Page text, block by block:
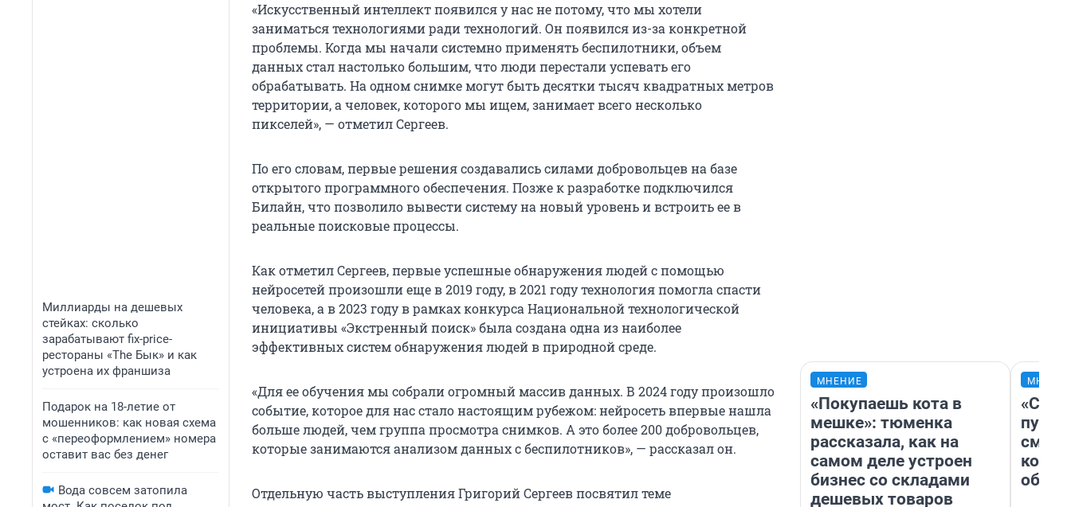
Миллиарды на дешевых
стейках: сколько
зарабатывают fix-price-
рестораны «The Бык» и как
устроена их франшиза
Подарок на 18-летие от
мошенников: как новая схема
с «переоформлением» номера
оставит вас без денег
Вода совсем затопила
«Искусственный интеллект появился у нас не потому, что мы хотели
заниматься технологиями ради технологий. Он появился из-за конкретной
проблемы. Когда мы начали системно применять беспилотники, объем
данных стал настолько большим, что люди перестали успевать его
обрабатывать. На одном снимке могут быть десятки тысяч квадратных метров
территории, а человек, которого мы ищем, занимает всего несколько
пикселей», — отметил Сергеев.
По его словам, первые решения создавались силами добровольцев на базе
открытого программного обеспечения. Позже к разработке подключился
Билайн, что позволило вывести систему на новый уровень и встроить ее в
реальные поисковые процессы.
Как отметил Сергеев, первые успешные обнаружения людей с помощью
нейросетей произошли еще в 2019 году, в 2021 году технология помогла спасти
человека, а в 2023 году в рамках конкурса Национальной технологической
инициативы «Экстренный поиск» была создана одна из наиболее
эффективных систем обнаружения людей в природной среде.
«Для ее обучения мы собрали огромный массив данных. В 2024 году произошло
событие, которое для нас стало настоящим рубежом: нейросеть впервые нашла
больше людей, чем группа просмотра снимков. А это более 200 добровольцев,
которые занимаются анализом данных с беспилотников», — рассказал он.
Отдельную часть выступления Григорий Сергеев посвятил теме
МНЕНИЕ
«Покупаешь кота в
мешке»: тюменка
рассказала, как на
самом деле устроен
бизнес со складами
дешевых товаров